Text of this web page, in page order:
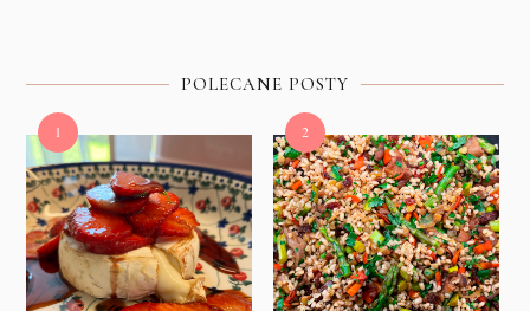
POLECANE POSTY